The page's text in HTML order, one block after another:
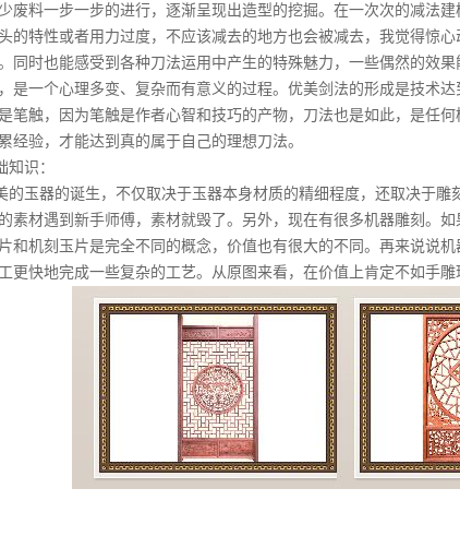
废料一步一步的进行，逐渐呈现出造型的挖掘。在一次次的减法建
的特性或者用力过度，不应该减去的地方也会被减去，我觉得惊
同时也能感受到各种刀法运用中产生的特殊魅力，一些偶然的效
是一个心理多变、复杂而有意义的过程。优美剑法的形成是技术
笔触，因为笔触是作者心智和技巧的产物，刀法也是如此，是任
经验，才能达到真的属于自己的理想刀法。
知识：
的玉器的诞生，不仅取决于玉器本身材质的精细程度，还取决于
素材遇到新手师傅，素材就毁了。另外，现在有很多机器雕刻。如
和机刻玉片是完全不同的概念，价值也有很大的不同。再来说说
更快地完成一些复杂的工艺。从原图来看，在价值上肯定不如手雕